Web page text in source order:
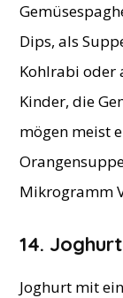
Dips, als
Kohlrabi oder
Kinder, die
mögen meist
Mikrogramm
14. Joghurt
Joghurt mit